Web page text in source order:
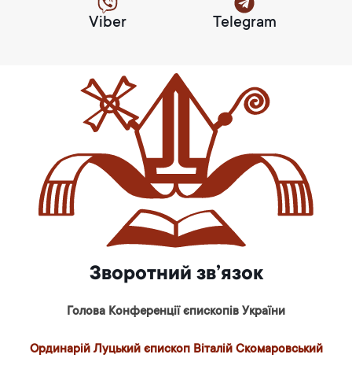
Viber Telegram
Зворотний зв’язок
Голова Конференції єпископів України
Ординарій Луцький єпископ Віталій Скомаровський